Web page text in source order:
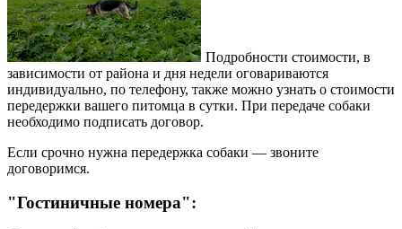
Подробности стоимости, в
зависимости от района и дня недели оговариваются
индивидуально, по телефону, также можно узнать о стоимости
передержки вашего питомца в сутки. При передаче собаки
необходимо подписать договор.
Если срочно нужна передержка собаки — звоните
договоримся.
"Гостиничные номера":